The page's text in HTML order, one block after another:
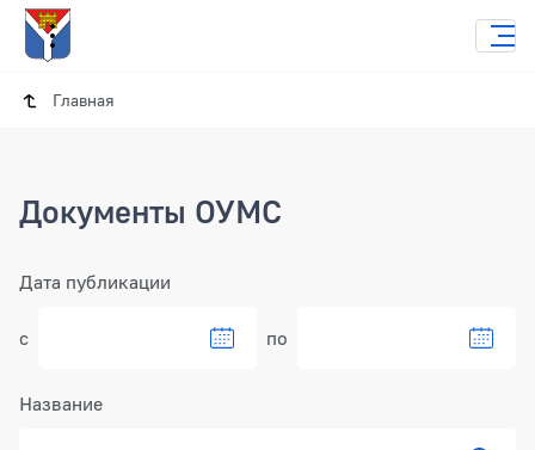
Главная
Документы ОУМС
Дата публикации
с по
Название